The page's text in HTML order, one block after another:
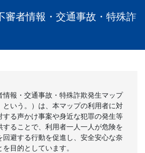
審者情報・交通事故・特殊詐
報・交通事故・特殊詐欺発生マップ
という。）は、本マップの利用者に対
する声かけ事案や身近な犯罪の発生等
することで、利用者一人一人が危険を
避する行動を促進し、安全安心な奈
目的としています。